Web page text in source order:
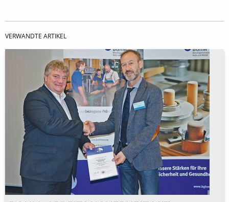
VERWANDTE ARTIKEL